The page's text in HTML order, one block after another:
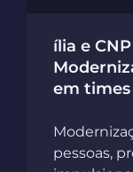
ília e
em
pessoas,